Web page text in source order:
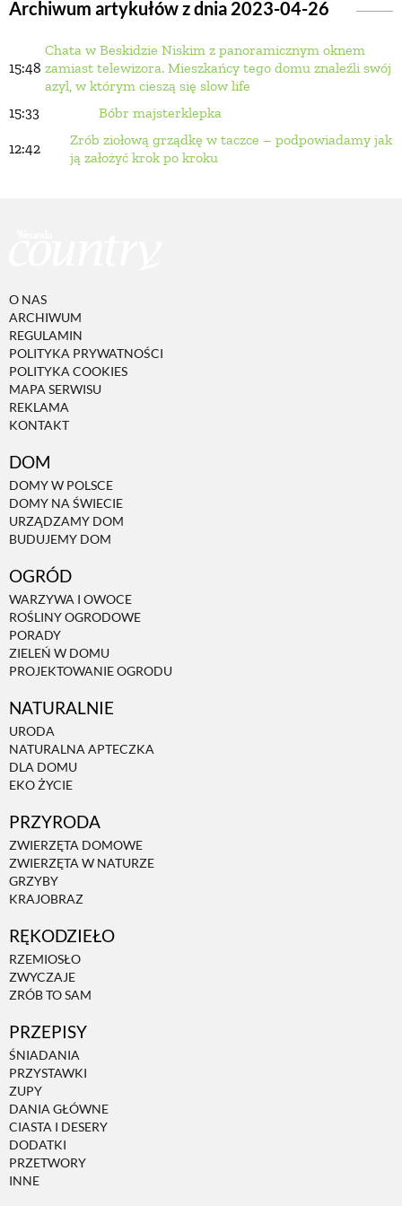
Archiwum artykułów z dnia 2023-04-26
15:48
Chata w Beskidzie Niskim z panoramicznym oknem
zamiast telewizora. Mieszkańcy tego domu znaleźli swój
azyl, w którym cieszą się slow life
15:33
Bóbr majsterklepka
12:42
Zrób ziołową grządkę w taczce – podpowiadamy jak
ją założyć krok po kroku
O NAS
ARCHIWUM
REGULAMIN
POLITYKA PRYWATNOŚCI
POLITYKA COOKIES
MAPA SERWISU
REKLAMA
KONTAKT
DOM
DOMY W POLSCE
DOMY NA ŚWIECIE
URZĄDZAMY DOM
BUDUJEMY DOM
OGRÓD
WARZYWA I OWOCE
ROŚLINY OGRODOWE
PORADY
ZIELEŃ W DOMU
PROJEKTOWANIE OGRODU
NATURALNIE
URODA
NATURALNA APTECZKA
DLA DOMU
EKO ŻYCIE
PRZYRODA
ZWIERZĘTA DOMOWE
ZWIERZĘTA W NATURZE
GRZYBY
KRAJOBRAZ
RĘKODZIEŁO
RZEMIOSŁO
ZWYCZAJE
ZRÓB TO SAM
PRZEPISY
ŚNIADANIA
PRZYSTAWKI
ZUPY
DANIA GŁÓWNE
CIASTA I DESERY
DODATKI
PRZETWORY
INNE
BUDUJEMY DOM
OGRÓD
WARZYWA I OWOCE
PROJEKTOWANIE OGRODU
EKO ŻYCIE
ZWIERZĘTA W NATURZE